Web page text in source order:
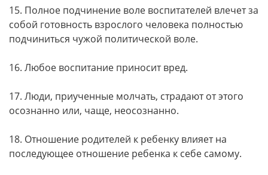
15. Полное подчинение воле воспитателей влечет за
собой готовность взрослого человека полностью
подчиниться чужой политической воле.
16. Любое воспитание приносит вред.
17. Люди, приученные молчать, страдают от этого
осознанно или, чаще, неосознанно.
18. Отношение родителей к ребенку влияет на
последующее отношение ребенка к себе самому.